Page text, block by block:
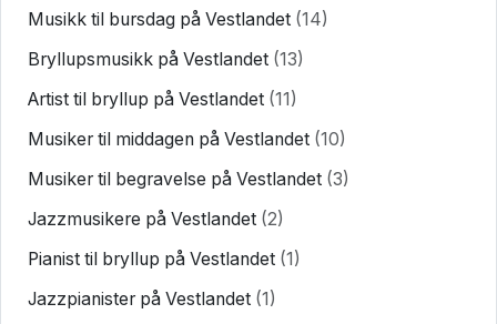
Musikk til bursdag på Vestlandet (14)
Bryllupsmusikk på Vestlandet (13)
Artist til bryllup på Vestlandet (11)
Musiker til middagen på Vestlandet (10)
Musiker til begravelse på Vestlandet (3)
Jazzmusikere på Vestlandet (2)
Pianist til bryllup på Vestlandet (1)
Jazzpianister på Vestlandet (1)